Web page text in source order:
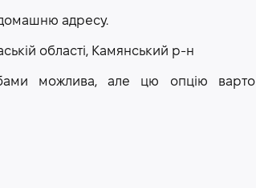
адресу.
області, Камянський р-н
можлива, але цю опцію варто